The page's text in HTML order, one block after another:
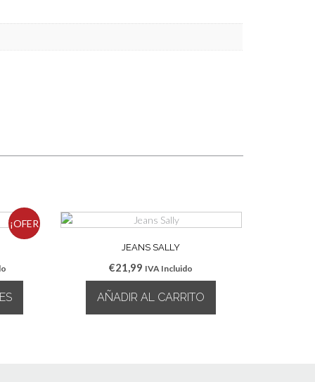
¡OFER
JEANS SALLY
€21,99 IVA Incluido
AÑADIR AL CARRITO